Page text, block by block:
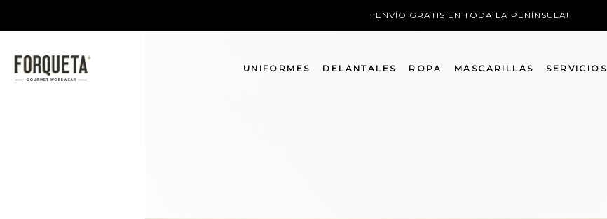
¡ENVÍO GRATIS EN TODA LA PENÍNSULA!
UNIFORMES DELANTALES ROPA MASCARILLAS SERVICIOS